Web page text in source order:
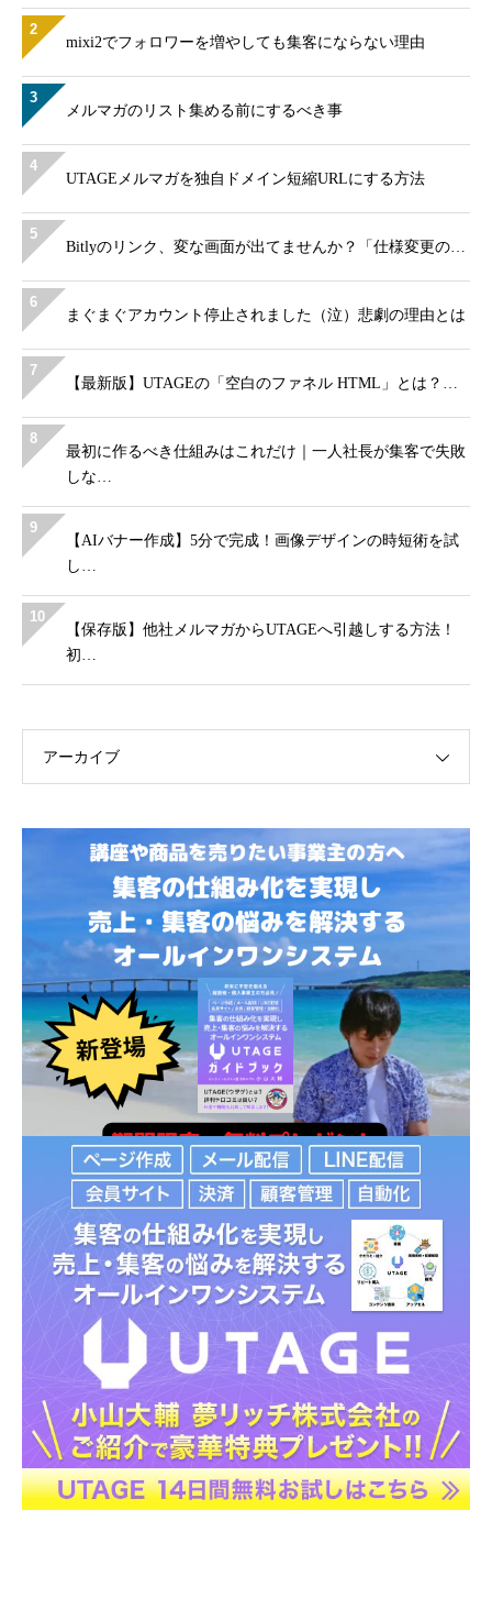
2
mixi2でフォロワーを増やしても集客にならない理由
3
メルマガのリスト集める前にするべき事
4
UTAGEメルマガを独自ドメイン短縮URLにする方法
5
Bitlyのリンク、変な画面が出てませんか？「仕様変更の…
6
まぐまぐアカウント停止されました（泣）悲劇の理由とは
7
【最新版】UTAGEの「空白のファネル HTML」とは？…
8
最初に作るべき仕組みはこれだけ｜一人社長が集客で失敗
しな…
9
【AIバナー作成】5分で完成！画像デザインの時短術を試
し…
10
【保存版】他社メルマガからUTAGEへ引越しする方法！
初…
アーカイブ